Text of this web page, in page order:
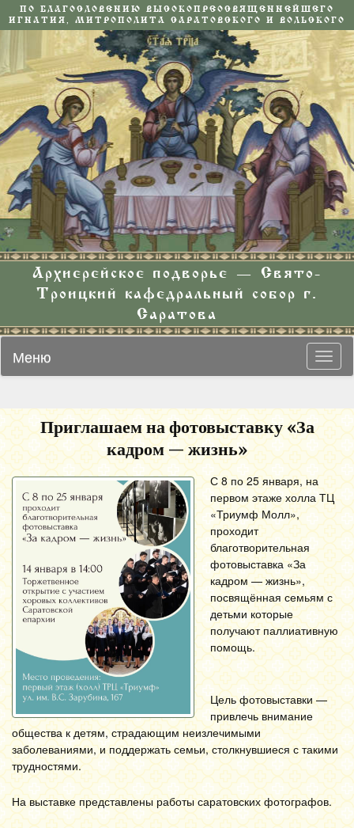
ПО БЛАГОСЛОВЕНИЮ ВЫСОКОПРЕОСВЯЩЕННЕЙШЕГО
ИГНАТИЯ, МИТРОПОЛИТА САРАТОВСКОГО И ВОЛЬСКОГО
Архиерейское подворье — Свято-
Троицкий кафедральный собор г.
Саратова
Меню
Приглашаем на фотовыставку «За
кадром — жизнь»
С 8 по 25 января, на
первом этаже холла ТЦ
«Триумф Молл»,
проходит
благотворительная
фотовыставка «За
кадром — жизнь»,
посвящённая семьям с
детьми которые
получают паллиативную
помощь.
Цель фотовыставки —
привлечь внимание
общества к детям, страдающим неизлечимыми
заболеваниями, и поддержать семьи, столкнувшиеся с такими
трудностями.
На выставке представлены работы саратовских фотографов.